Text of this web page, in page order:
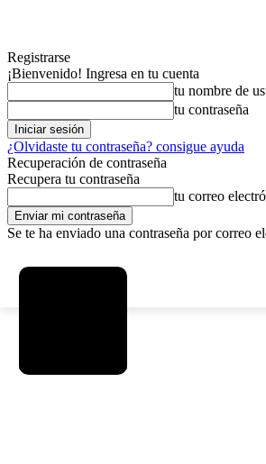
Registrarse
¡Bienvenido! Ingresa en tu cuenta
tu nombre de
tu contraseña
¿Olvidaste tu contraseña? consigue ayuda
Recuperación de contraseña
Recupera tu contraseña
tu correo
Se te ha enviado una contraseña por correo